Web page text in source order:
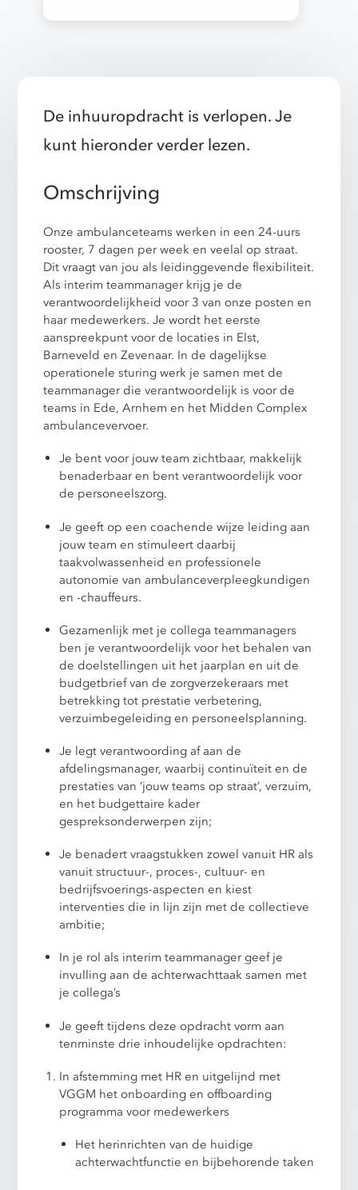
De inhuuropdracht is verlopen. Je
kunt hieronder verder lezen.
Omschrijving
Onze ambulanceteams werken in een 24-uurs
rooster, 7 dagen per week en veelal op straat.
Dit vraagt van jou als leidinggevende flexibiliteit.
Als interim teammanager krijg je de
verantwoordelijkheid voor 3 van onze posten en
haar medewerkers. Je wordt het eerste
aanspreekpunt voor de locaties in Elst,
Barneveld en Zevenaar. In de dagelijkse
operationele sturing werk je samen met de
teammanager die verantwoordelijk is voor de
teams in Ede, Arnhem en het Midden Complex
ambulancevervoer.
Je bent voor jouw team zichtbaar, makkelijk
benaderbaar en bent verantwoordelijk voor
de personeelszorg.
Je geeft op een coachende wijze leiding aan
jouw team en stimuleert daarbij
taakvolwassenheid en professionele
autonomie van ambulanceverpleegkundigen
en -chauffeurs.
Gezamenlijk met je collega teammanagers
ben je verantwoordelijk voor het behalen van
de doelstellingen uit het jaarplan en uit de
budgetbrief van de zorgverzekeraars met
betrekking tot prestatie verbetering,
verzuimbegeleiding en personeelsplanning.
Je legt verantwoording af aan de
afdelingsmanager, waarbij continuïteit en de
prestaties van ‘jouw teams op straat’, verzuim,
en het budgettaire kader
gespreksonderwerpen zijn;
Je benadert vraagstukken zowel vanuit HR als
vanuit structuur-, proces-, cultuur- en
bedrijfsvoerings-aspecten en kiest
interventies die in lijn zijn met de collectieve
ambitie;
In je rol als interim teammanager geef je
invulling aan de achterwachttaak samen met
je collega’s
Je geeft tijdens deze opdracht vorm aan
tenminste drie inhoudelijke opdrachten:
In afstemming met HR en uitgelijnd met
VGGM het onboarding en offboarding
programma voor medewerkers
Het herinrichten van de huidige
achterwachtfunctie en bijbehorende taken